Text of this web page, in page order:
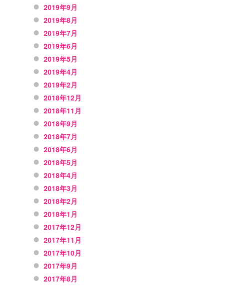
2019年9月
2019年8月
2019年7月
2019年6月
2019年5月
2019年4月
2019年2月
2018年12月
2018年11月
2018年9月
2018年7月
2018年6月
2018年5月
2018年4月
2018年3月
2018年2月
2018年1月
2017年12月
2017年11月
2017年10月
2017年9月
2017年8月